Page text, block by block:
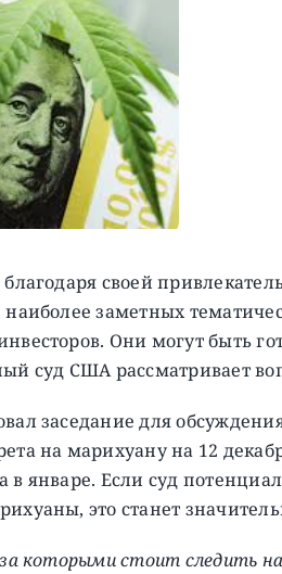
своей
заметных
Они могут быть
суд США рассматривает
заседание для
на марихуану на 12
в январе. Если суд
это станет
которыми стоит следить